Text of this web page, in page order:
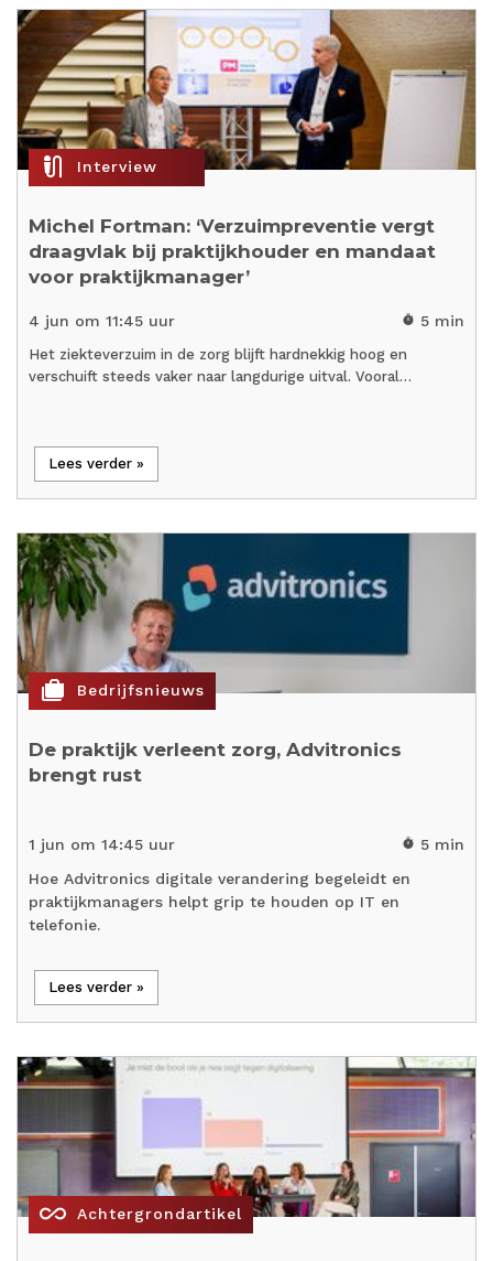
mic_external_on Interview
Michel Fortman: ‘Verzuimpreventie vergt
draagvlak bij praktijkhouder en mandaat
voor praktijkmanager’
4 jun om 11:45 uur timer 5 min
Het ziekteverzuim in de zorg blijft hardnekkig hoog en
verschuift steeds vaker naar langdurige uitval. Vooral…
Lees verder »
cases Bedrijfsnieuws
De praktijk verleent zorg, Advitronics
brengt rust
1 jun om 14:45 uur timer 5 min
Hoe Advitronics digitale verandering begeleidt en
praktijkmanagers helpt grip te houden op IT en
telefonie.
Lees verder »
all_inclusive Achtergrondartikel